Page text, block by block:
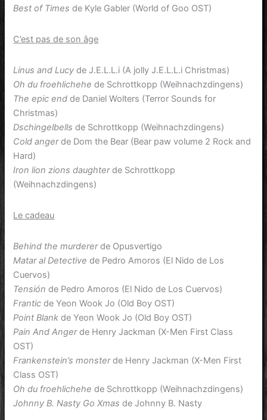
Best of Times de Kyle Gabler (World of Goo OST)
C’est pas de son âge
Linus and Lucy de J.E.L.L.i (A jolly J.E.L.L.i Christmas)
Oh du froehlichehe de Schrottkopp (Weihnachzdingens)
The epic end de Daniel Wolters (Terror Sounds for
Christmas)
Dschingelbells de Schrottkopp (Weihnachzdingens)
Cold angerde Dom the Bear (Bear paw volume 2 Rock and
Hard)
Iron lion zions daughterde Schrottkopp
(Weihnachzdingens)
Le cadeau
Behind the murdererde Opusvertigo
Matar al Detective de Pedro Amoros (El Nido de Los
Cuervos)
Tensión de Pedro Amoros (El Nido de Los Cuervos)
Frantic de Yeon Wook Jo (Old Boy OST)
Point Blank de Yeon Wook Jo (Old Boy OST)
Pain And Angerde Henry Jackman (X-Men First Class
OST)
Frankenstein’s monsterde Henry Jackman (X-Men First
Class OST)
Oh du froehlichehe de Schrottkopp (Weihnachzdingens)
Johnny B. Nasty Go Xmas de Johnny B. Nasty